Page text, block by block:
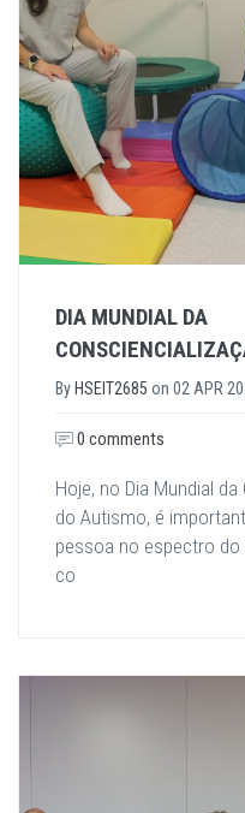
DIA MUNDIAL DA
By HSEIT2685 on 02 APR
0 comments
Hoje, no Dia Mundial
do Autismo, é
pessoa no espectro
co